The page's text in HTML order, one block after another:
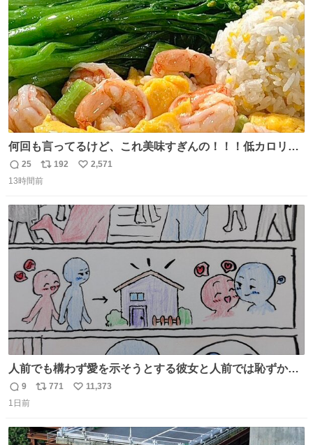
うか…素敵すぎる
数
何回も言ってるけど、これ美味すぎんの！！！低カロリー
で満足感エグいから一生食べてる😭
返
信
25
リ
ポ
ト
数
192
い
数
2,571
13時間前
人前でも構わず愛を示そうとする彼女と人前では恥ずかし
いけど彼女を死ぬほど愛している彼氏 同士いませんか✋️
返
信
9
リ
ト
771
い
数
11,373
1日前